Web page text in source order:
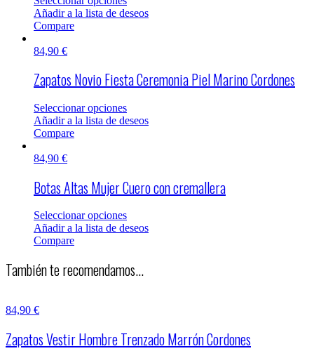
Añadir a la lista de deseos
Compare
84,90 €
Zapatos Novio Fiesta Ceremonia Piel Marino Cordones
Seleccionar opciones
Añadir a la lista de deseos
Compare
84,90 €
Botas Altas Mujer Cuero con cremallera
Seleccionar opciones
Añadir a la lista de deseos
Compare
También te recomendamos...
84,90 €
Zapatos Vestir Hombre Trenzado Marrón Cordones